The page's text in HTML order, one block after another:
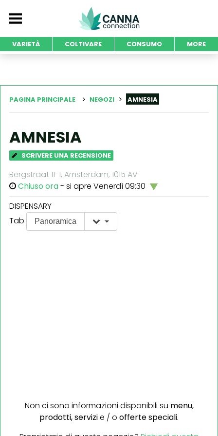
VARIETÀ COLTIVARE CONSUMO MORE
PAGINA PRINCIPALE NEGOZI AMNESIA
AMNESIA
SCRIVERE UNA RECENSIONE
Bergstraat 11-1, Amsterdam, 1015 AV
Chiuso ora- si apre Venerdì 09:30
DISPENSARY
Tab
Panoramica
Non ci sono informazioni disponibili su menu,
prodotti,servizie / o offerte speciali.